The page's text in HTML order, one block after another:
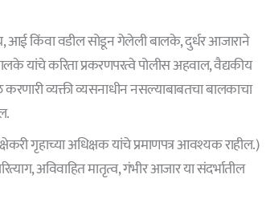
आई किंवा वडील सोडून गेलेली बालके, दुर्धर आजाराने
यांचे करिता प्रकरणपरत्वे पोलीस अहवाल, वैद्यकीय
व्यक्ती व्यसनाधीन नसल्याबाबतचा बालकाचा
गृहाच्या अधिक्षक यांचे प्रमाणपत्र आवश्यक राहील.)
अविवाहित मातृत्व, गंभीर आजार या संदर्भातील